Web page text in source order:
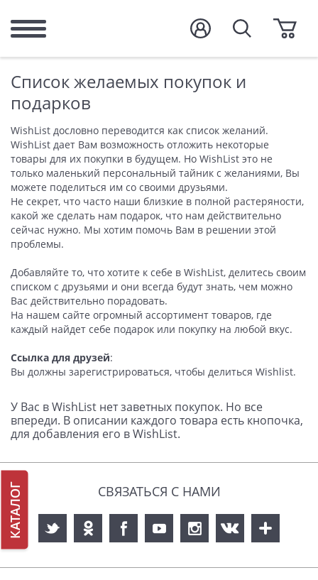
КАТАЛОГ
Список желаемых покупок и
подарков
WishList дословно переводится как список желаний.
WishList дает Вам возможность отложить некоторые
товары для их покупки в будущем. Но WishList это не
только маленький персональный тайник с желаниями, Вы
можете поделиться им со своими друзьями.
Не секрет, что часто наши близкие в полной растеряности,
какой же сделать нам подарок, что нам действительно
сейчас нужно. Мы хотим помочь Вам в решении этой
проблемы.
Добавляйте то, что хотите к себе в WishList, делитесь своим
списком с друзьями и они всегда будут знать, чем можно
Вас действительно порадовать.
На нашем сайте огромный ассортимент товаров, где
каждый найдет себе подарок или покупку на любой вкус.
Ссылка для друзей:
Вы должны зарегистрироваться, чтобы дeлиться Wishlist.
У Вас в WishList нет заветных покупок. Но все
впереди. В описании каждого товара есть кнопочка,
для добавления его в WishList.
СВЯЗАТЬСЯ С НАМИ